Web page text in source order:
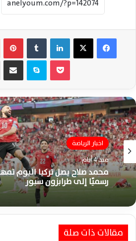
فيسبوك ‫X لينكدإن
سكايب
اخبار الرياضة
منذ 4 أيام
محمد صلاح يصل تركيا اليوم
رسميًا إلى طرابزون سبور
مقالات ذات صلة